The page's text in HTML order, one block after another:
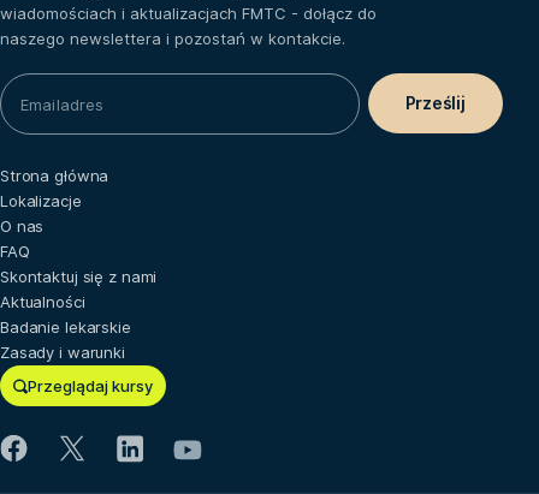
wiadomościach i aktualizacjach FMTC - dołącz do
naszego newslettera i pozostań w kontakcie.
Przeglądaj kursy
Strona główna
Lokalizacje
O nas
FAQ
Skontaktuj się z nami
Aktualności
Badanie lekarskie
Zasady i warunki